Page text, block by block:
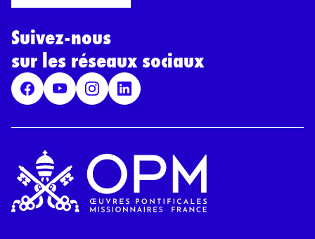
l
R
P
D
*
Suivez-nous
sur les réseaux sociaux